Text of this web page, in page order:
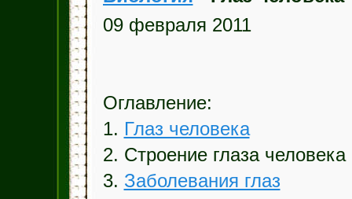
09 февраля 2011
Оглавление:
1. Глаз человека
2. Строение глаза человека
3. Заболевания глаз